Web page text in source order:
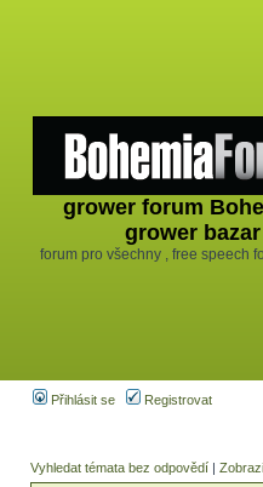
grower forum
grower
forum pro všechny , free speech
Přihlásit se Registrovat
Vyhledat témata bez odpovědí |